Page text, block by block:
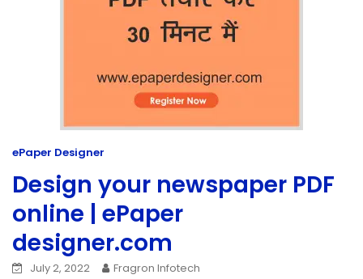
ePaper Designer
Design your newspaper PDF
online | ePaper
designer.com
July 2, 2022
Fragron Infotech